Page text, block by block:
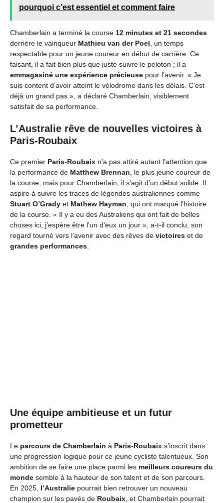
pourquoi c’est essentiel et comment faire
Chamberlain a terminé la course 12 minutes et 21 secondes
derrière le vainqueur Mathieu van der Poel , un temps
respectable pour un jeune coureur en début de carrière. Ce
faisant, il a fait bien plus que juste suivre le peloton ; il a
emmagasiné une expérience précieuse pour l’avenir. « Je
suis content d’avoir atteint le vélodrome dans les délais. C’est
déjà un grand pas », a déclaré Chamberlain, visiblement
satisfait de sa performance.
L’Australie rêve de nouvelles victoires à
Paris-Roubaix
Ce premier Paris-Roubaix n’a pas attiré autant l’attention que
la performance de Matthew Brennan , le plus jeune coureur de
la course, mais pour Chamberlain, il s’agit d’un début solide. Il
aspire à suivre les traces de légendes australiennes comme
Stuart O’Grady et Mathew Hayman , qui ont marqué l’histoire
de la course. « Il y a eu des Australiens qui ont fait de belles
choses ici, j’espère être l’un d’eux un jour », a-t-il conclu, son
regard tourné vers l’avenir avec des rêves de victoires et de
grandes performances
Une équipe ambitieuse et un futur
prometteur
Le parcours de Chamberlain à Paris-Roubaix s’inscrit dans
une progression logique pour ce jeune cycliste talentueux. Son
ambition de se faire une place parmi les meilleurs coureurs du
monde semble à la hauteur de son talent et de son parcours.
En 2025, l’Australie pourrait bien retrouver un nouveau
champion sur les pavés de Roubaix , et Chamberlain pourrait